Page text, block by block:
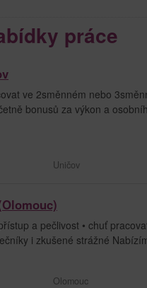
práce
ve 2směnném nebo
bonusů za výkon a
Uničov
a pečlivost • chuť
i zkušené strážné
Olomouc